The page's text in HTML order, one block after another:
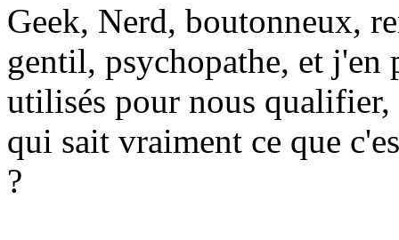
Geek, Nerd, boutonneux,
gentil, psychopathe, et j'en
utilisés pour nous
qui sait vraiment ce que
?